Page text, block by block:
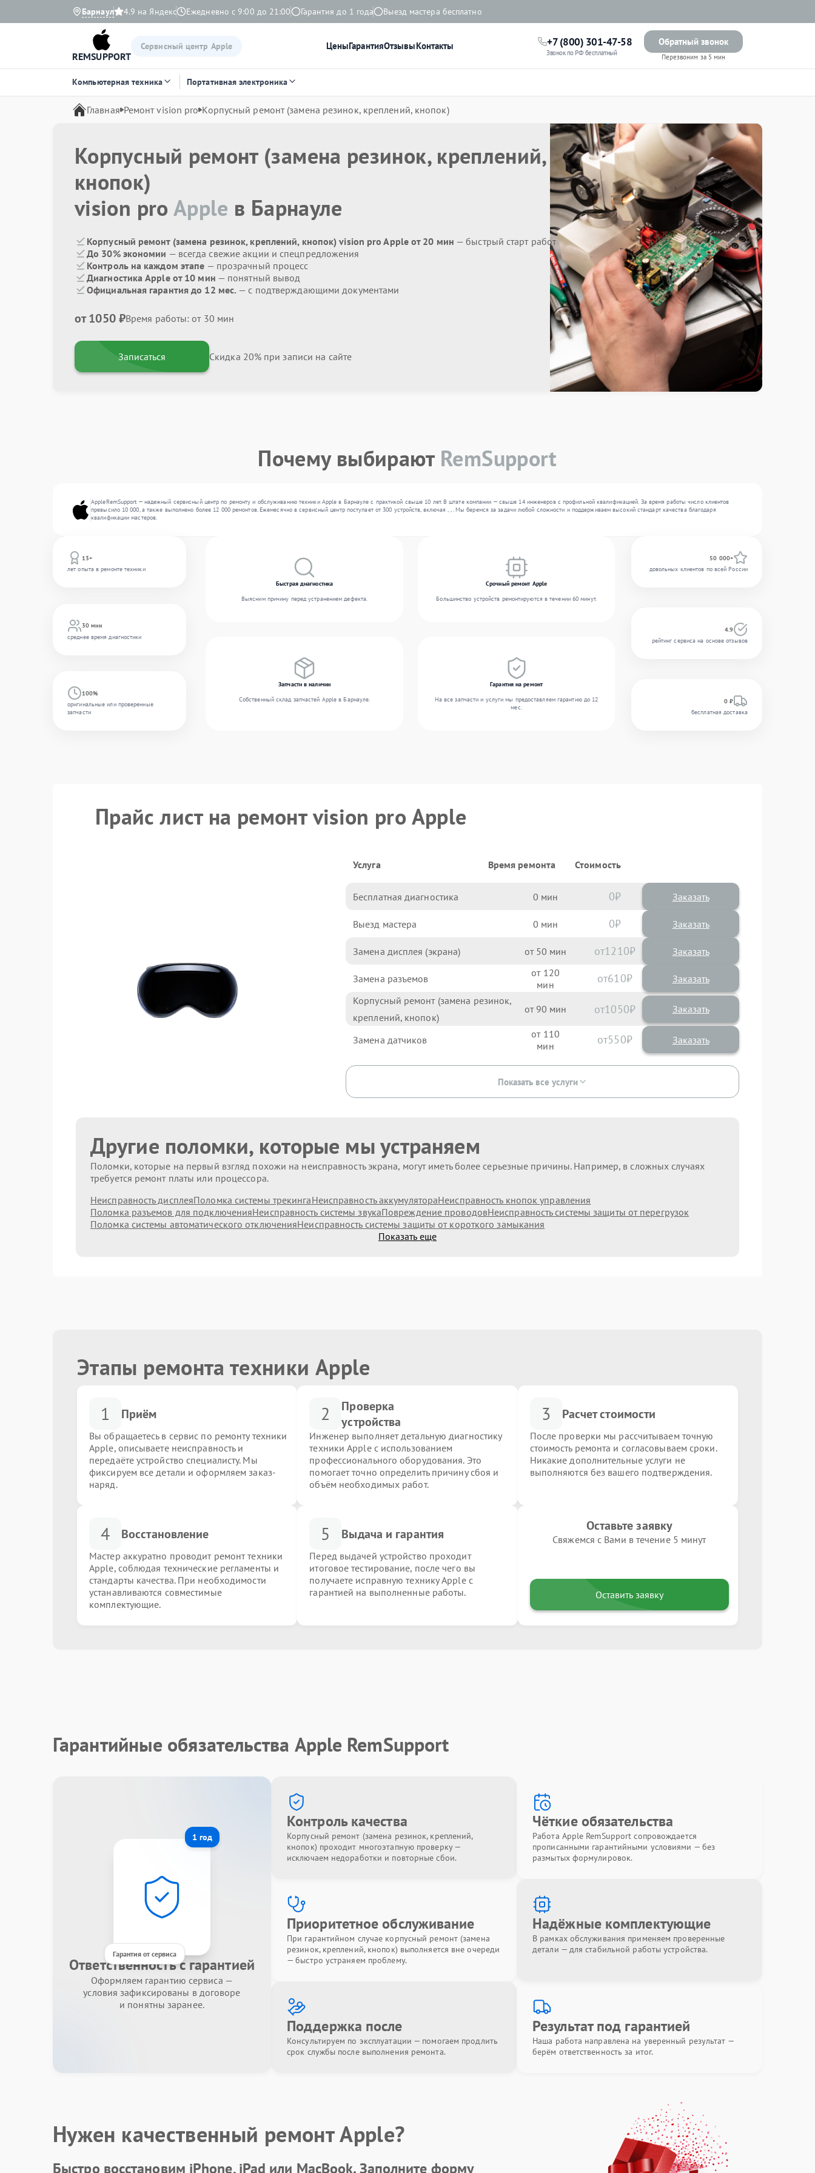
Барнаул 4.9 на Яндекс Ежедневно с 9:00 до 21:00 Гарантия до 1 года Выезд мастера бесплатно
REMSUPPORT
Сервисный центр Apple ЦеныГарантияОтзывыКонтакты +7 (800) 301-47-58
Звонок по РФ бесплатный
Обратный звонок
Перезвоним за 5 мин
Компьютерная техника Портативная электроника
Главная Ремонт vision pro Корпусный ремонт (замена резинок, креплений, кнопок)
Корпусный ремонт (замена резинок, креплений,
кнопок)
vision pro Apple в Барнауле
Корпусный ремонт (замена резинок, креплений, кнопок) vision pro Apple от 20 мин — быстрый старт работ
До 30% экономии — всегда свежие акции и спецпредложения
Контроль на каждом этапе — прозрачный процесс
Диагностика Apple от 10 мин — понятный вывод
Официальная гарантия до 12 мес. — с подтверждающими документами
от 1050 ₽Время работы: от 30 мин
Записаться Скидка 20% при записи на сайте
Почему выбирают RemSupport
AppleRemSupport — надежный сервисный центр по ремонту и обслуживанию техники Apple в Барнауле с практикой свыше 10 лет. В штате компании — свыше 14 инженеров с профильной квалификацией. За время работы число клиентов
превысило 10 000, а также выполнено более 12 000 ремонтов. Ежемесячно в сервисный центр поступает от 300 устройств, включая , , . Мы беремся за задачи любой сложности и поддерживаем высокий стандарт качества благодаря
квалификации мастеров.
13+
лет опыта в ремонте техники
30 мин
среднее время диагностики
100%
оригинальные или проверенные
запчасти
Быстрая диагностика
Выясним причину перед устранением дефекта.
Срочный ремонт Apple
Большинство устройств ремонтируются в течении 60 минут.
Запчасти в наличии
Собственный склад запчастей Apple в Барнауле.
Гарантия на ремонт
На все запчасти и услуги мы предоставляем гарантию до 12
мес.
50 000+
довольных клиентов по всей России
4.9
рейтинг сервиса на основе отзывов
0 ₽
бесплатная доставка
Прайс лист на ремонт vision pro Apple
Услуга Время ремонта Стоимость
Бесплатная диагностика 0 0 Заказать
Выезд мастера 0 0 Заказать
Замена дисплея (экрана) 50 1210
Замена разъемов 120 610
Корпусный ремонт (замена резинок,
креплений, кнопок)
90 1050
Замена датчиков 110 550
Показать все услуги
Другие поломки, которые мы устраняем
Поломки, которые на первый взгляд похожи на неисправность экрана, могут иметь более серьезные причины. Например, в сложных случаях
требуется ремонт платы или процессора.
Неисправность дисплеяПоломка системы трекингаНеисправность аккумулятораНеисправность кнопок управления
Поломка разъемов для подключенияНеисправность системы звукаПовреждение проводовНеисправность системы защиты от перегрузок
Поломка системы автоматического отключенияНеисправность системы защиты от короткого замыкания
Показать еще
Этапы ремонта техники Apple
1 Приём
Вы обращаетесь в сервис по ремонту техники
Apple, описываете неисправность и
передаёте устройство специалисту. Мы
фиксируем все детали и оформляем заказ-
наряд.
2
Проверка
устройства
Инженер выполняет детальную диагностику
техники Apple с использованием
профессионального оборудования. Это
помогает точно определить причину сбоя и
объём необходимых работ.
3 Расчет стоимости
После проверки мы рассчитываем точную
стоимость ремонта и согласовываем сроки.
Никакие дополнительные услуги не
выполняются без вашего подтверждения.
4 Восстановление
Мастер аккуратно проводит ремонт техники
Apple, соблюдая технические регламенты и
стандарты качества. При необходимости
устанавливаются совместимые
комплектующие.
5 Выдача и гарантия
Перед выдачей устройство проходит
итоговое тестирование, после чего вы
получаете исправную технику Apple с
гарантией на выполненные работы.
Оставьте заявку
Свяжемся с Вами в течение 5 минут
Оставить заявку
Гарантийные обязательства Apple RemSupport
1 год
Гарантия от сервиса
Ответственность с гарантией
Оформляем гарантию сервиса —
условия зафиксированы в договоре
и понятны заранее.
Контроль качества
Корпусный ремонт (замена резинок, креплений,
кнопок) проходит многоэтапную проверку —
исключаем недоработки и повторные сбои.
Чёткие обязательства
Работа Apple RemSupport сопровождается
прописанными гарантийными условиями — без
размытых формулировок.
Приоритетное обслуживание
При гарантийном случае корпусный ремонт (замена
резинок, креплений, кнопок) выполняется вне очереди
— быстро устраняем проблему.
Надёжные комплектующие
В рамках обслуживания применяем проверенные
детали — для стабильной работы устройства.
Поддержка после
Консультируем по эксплуатации — помогаем продлить
срок службы после выполнения ремонта.
Результат под гарантией
Наша работа направлена на уверенный результат —
берём ответственность за итог.
Нужен качественный ремонт Apple?
Быстро восстановим iPhone, iPad или MacBook.Заполните форму